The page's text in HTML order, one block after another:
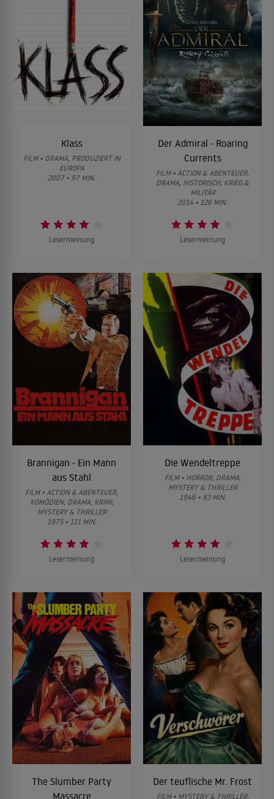
Klass
FILM • DRAMA, PRODUZIERT IN
EUROPA
2007 • 97 MIN.
Lesermeinung
Der Admiral - Roaring
Currents
FILM • ACTION & ABENTEUER,
DRAMA, HISTORISCH, KRIEG &
MILITÄR
2014 • 126 MIN.
Lesermeinung
Brannigan - Ein Mann
aus Stahl
FILM • ACTION & ABENTEUER,
KOMÖDIEN, DRAMA, KRIMI,
MYSTERY & THRILLER
1975 • 111 MIN.
Lesermeinung
Die Wendeltreppe
FILM • HORROR, DRAMA,
MYSTERY & THRILLER
1946 • 83 MIN.
Lesermeinung
The Slumber Party
Massacre
Der teuflische Mr. Frost
FILM • MYSTERY & THRILLER,